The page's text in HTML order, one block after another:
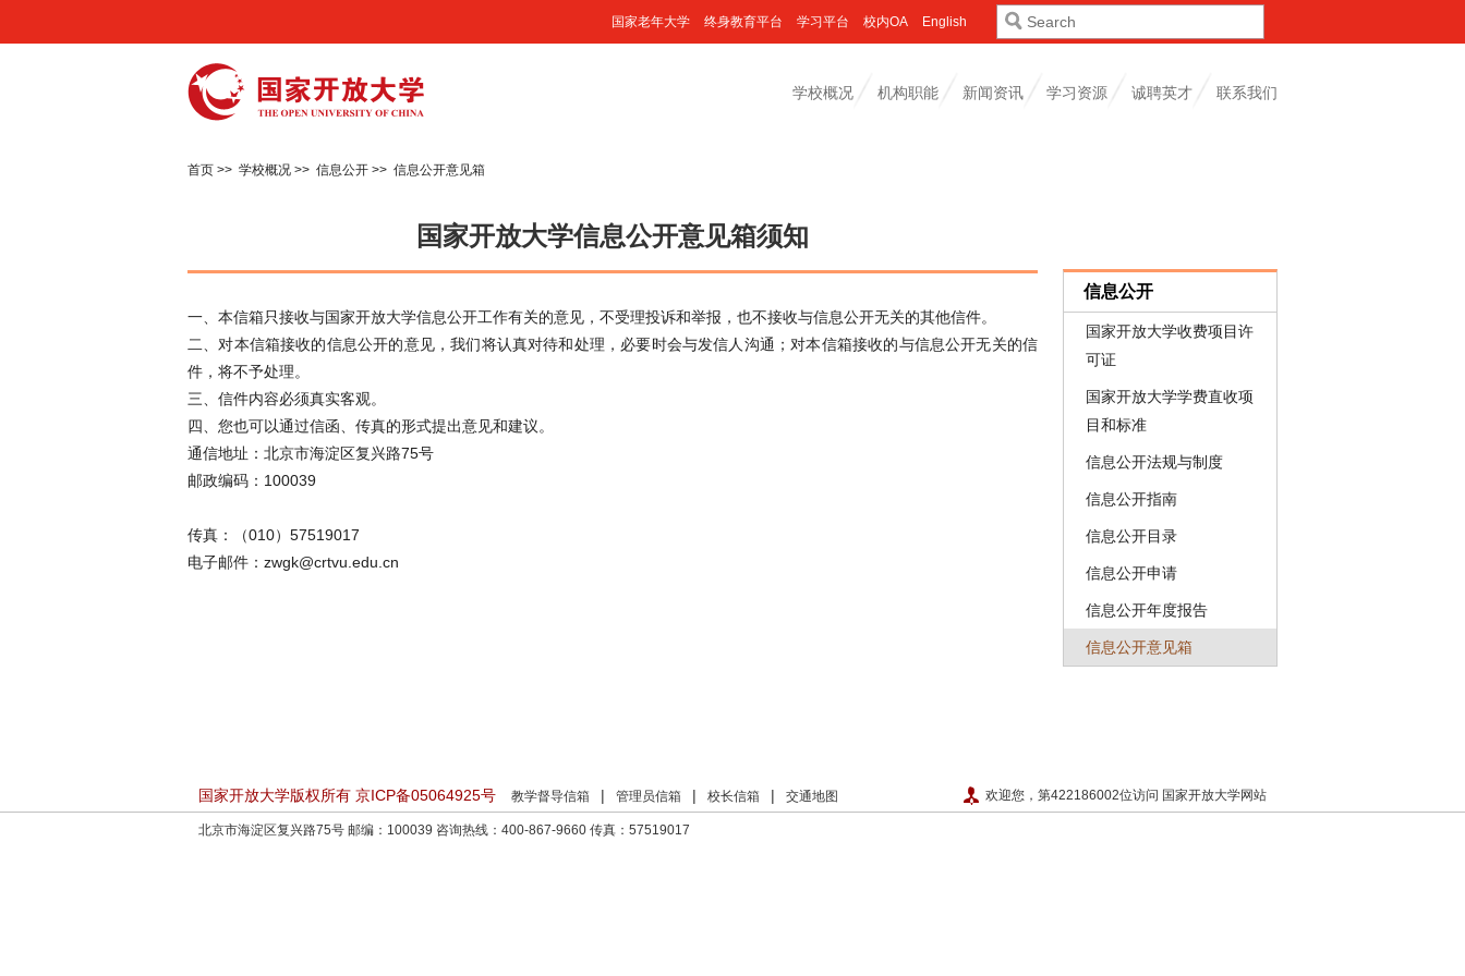
English
校内OA
学习平台
终身教育平台
国家老年大学
学校概况 机构职能 新闻资讯 学习资源 诚聘英才 联系我们
首页 >> 学校概况 >> 信息公开 >> 信息公开意见箱
信息公开
国家开放大学收费项目许
可证
国家开放大学学费直收项
目和标准
信息公开法规与制度
信息公开指南
信息公开目录
信息公开申请
信息公开年度报告
信息公开意见箱
国家开放大学信息公开意见箱须知
一、本信箱只接收与国家开放大学信息公开工作有关的意见，不受理投诉和举报，也不接收与信息公开无关的其他信件。
二、对本信箱接收的信息公开的意见，我们将认真对待和处理，必要时会与发信人沟通；对本信箱接收的与信息公开无关的信
件，将不予处理。
三、信件内容必须真实客观。
四、您也可以通过信函、传真的形式提出意见和建议。
通信地址：北京市海淀区复兴路75号
邮政编码：100039
传真：（010）57519017
电子邮件：zwgk@crtvu.edu.cn
国家开放大学版权所有 京ICP备05064925号 教学督导信箱 | 管理员信箱 | 校长信箱 | 交通地图 欢迎您，第422186002位访问 国家开放大学网站
北京市海淀区复兴路75号 邮编：100039 咨询热线：400-867-9660 传真：57519017